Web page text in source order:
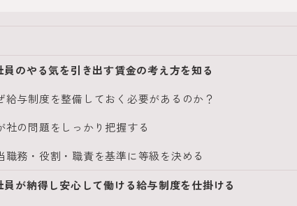
のやる気を引き出す賃金の考え方を知る
与制度を整備しておく必要があるのか？
の問題をしっかり把握する
務・役割・職責を基準に等級を決める
が納得し安心して働ける給与制度を仕掛ける